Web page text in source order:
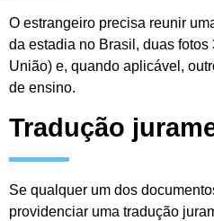
O estrangeiro precisa reunir
da estadia no Brasil, duas
União) e, quando aplicável,
de ensino.
Tradução
Se qualquer um dos
providenciar uma tradução